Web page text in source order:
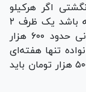
اگر هرکیلو
میوه متوسط ۱۵۰ هزار تومان قیمت داشته باشد یک ظرف ۲
کیلویی میوه با تنوع ۴ مدل میوه تابستانی حدود ۶۰۰ هزار
تنها هفته‌ای
یک‌بار میوه بخرد در ماه حدود ۲ میلیون و ۵۰۰ هزار تومان باید